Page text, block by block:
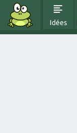
Idées